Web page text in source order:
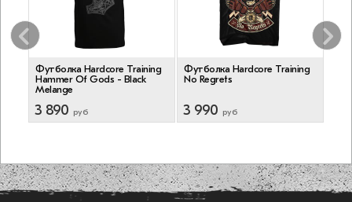
Футболка Hardcore Training
Hammer Of Gods - Black
Melange
3 890 руб
Футболка Hardcore Training
No Regrets
3 990 руб